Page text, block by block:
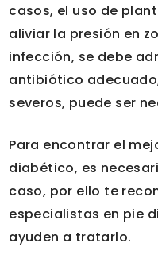
casos, el uso de
aliviar la presión en
infección, se debe
antibiótico
severos, puede ser
Para encontrar el
diabético, es
caso, por ello te
especialistas en pie
ayuden a tratarlo.